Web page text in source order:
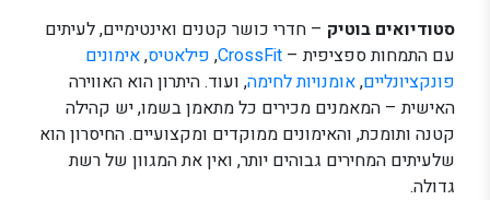
סטודיואים בוטיק – חדרי כושר קטנים ואינטימיים, לעיתים
עם התמחות ספציפית – CrossFit
, פילאטיס,אימונים
פונקציונליים,אומנויות לחימה, ועוד. היתרון הוא האווירה
האישית – המאמנים מכירים כל מתאמן בשמו, יש קהילה
קטנה ותומכת, והאימונים ממוקדים ומקצועיים. החיסרון הוא
שלעיתים המחירים גבוהים יותר, ואין את המגוון של רשת
גדולה.